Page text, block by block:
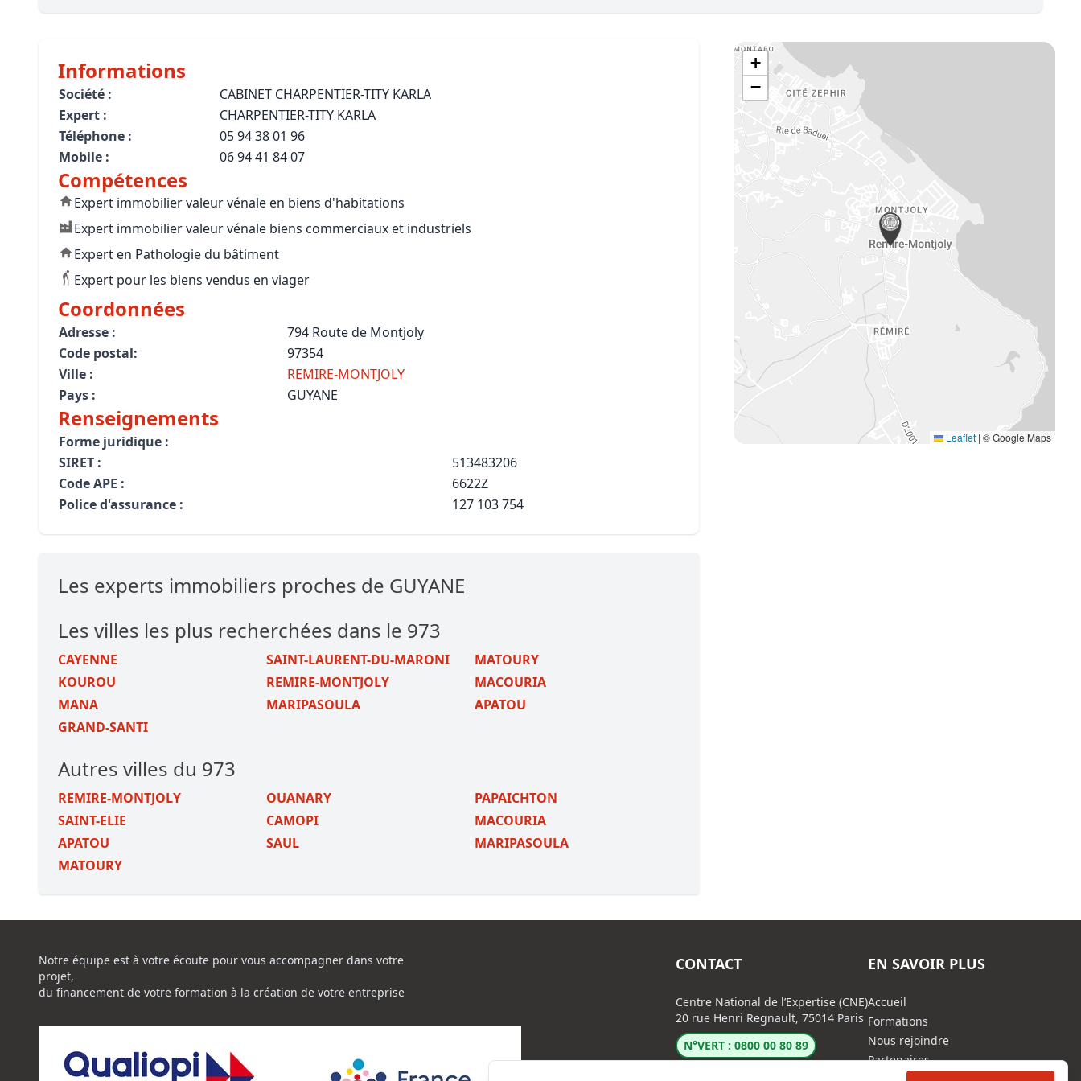
Pathologies des bâtiments
Lecture et compréhension d’un Plan Local d’Urbanisme (PLU)
Droit de l'environnement et de l'immobilier
Estimer le droit au bail
Développer et organiser l'activité de Syndic
Biens d’exception, belles demeures, châteaux et traits de côte
Informations
Société :
CABINET CHARPENTIER-TITY KARLA
Expert :
CHARPENTIER-TITY KARLA
Téléphone :
05 94 38 01 96
Mobile :
06 94 41 84 07
Compétences
Expert immobilier valeur vénale en biens d'habitations
Expert immobilier valeur vénale biens commerciaux et industriels
Expert en Pathologie du bâtiment
Expert pour les biens vendus en viager
Coordonnées
Adresse :
794 Route de Montjoly
Code postal:
97354
Ville :
REMIRE-MONTJOLY
Pays :
GUYANE
Renseignements
Forme juridique :
SIRET :
513483206
Code APE :
6622Z
Police d'assurance :
127 103 754
Les experts immobiliers proches de GUYANE
Les villes les plus recherchées dans le 973
CAYENNE SAINT-LAURENT-DU-MARONI
MATOURY
KOUROU
REMIRE-MONTJOLY
MACOURIA
MANA
MARIPASOULA
APATOU
GRAND-SANTI
Autres villes du 973
REMIRE-MONTJOLY OUANARY
PAPAICHTON
SAINT-ELIE
CAMOPI
MACOURIA
APATOU
SAUL
MARIPASOULA
MATOURY
+
−
Leaflet | © Google Maps
Notre équipe est à votre écoute pour vous accompagner dans votre
projet,
du financement de votre formation à la création de votre entreprise
CONTACT
Centre National de l’Expertise (CNE)
20 rue Henri Regnault, 75014 Paris
N°VERT : 0800 00 80 89
EN SAVOIR PLUS
Accueil
Formations
Nous rejoindre
Partenaires